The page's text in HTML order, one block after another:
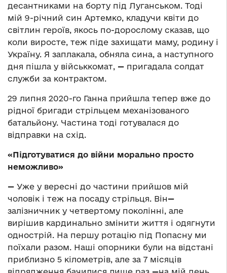
десантниками на борту під Луганськом. Тоді
мій 9-річний син Артемко, кладучи квіти до
світлин героїв, якось по-дорослому сказав, що
коли виросте, теж піде захищати маму, родину і
Україну. Я заплакала, обняла сина, а наступного
дня пішла у військкомат, — пригадала солдат
служби за контрактом.
29 липня 2020-го Ганна прийшла тепер вже до
рідної бригади стрільцем механізованого
батальйону. Частина тоді готувалася до
відправки на схід.
«Підготуватися до війни морально просто
неможливо»
— Уже у вересні до частини прийшов мій
чоловік і теж на посаду стрільця. Він—
залізничник у четвертому поколінні, але
вирішив кардинально змінити життя і одягнути
однострій. На першу ротацію під Попасну ми
поїхали разом. Наші опорники були на відстані
приблизно 5 кілометрів, але за 7 місяців